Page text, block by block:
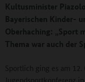
Kultusminister
Bayerischen Kinder-
Oberhaching: „Sport
Thema war auch der
Sportlich ging es am